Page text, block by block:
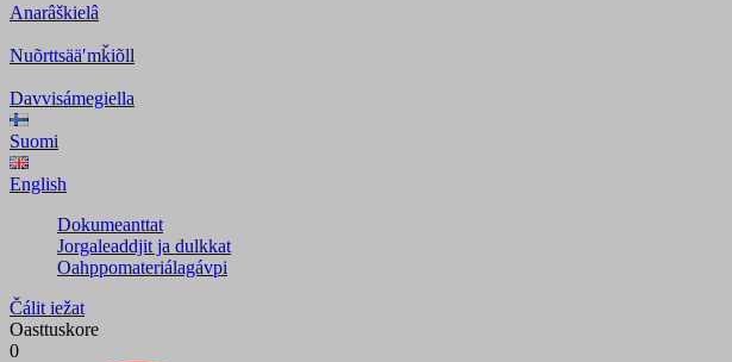
Anarâškielâ
Nuõrttsääʹmǩiõll
Davvisámegiella
Suomi
English
Dokumeanttat
Jorgaleaddjit ja dulkkat
Oahppomateriálagávpi
Čálit iežat
Oasttuskore
0